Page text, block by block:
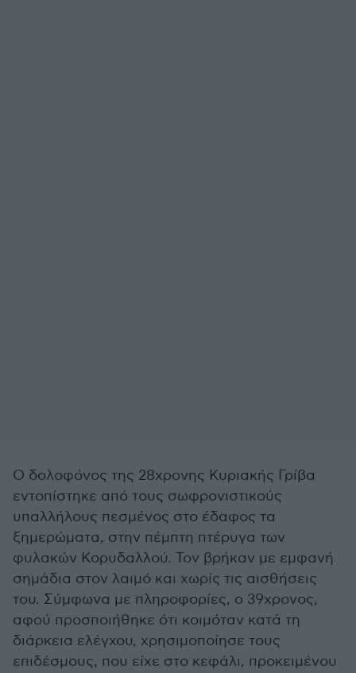
Ο δολοφόνος της 28χρονης Κυριακής Γρίβα
εντοπίστηκε από τους σωφρονιστικούς
υπαλλήλους πεσμένος στο έδαφος τα
ξημερώματα, στην πέμπτη πτέρυγα των
φυλακών Κορυδαλλού. Τον βρήκαν με εμφανή
σημάδια στον λαιμό και χωρίς τις αισθήσεις
του. Σύμφωνα με πληροφορίες, ο 39χρονος,
αφού προσποιήθηκε ότι κοιμόταν κατά τη
διάρκεια ελέγχου, χρησιμοποίησε τους
επιδέσμους, που είχε στο κεφάλι, προκειμένου